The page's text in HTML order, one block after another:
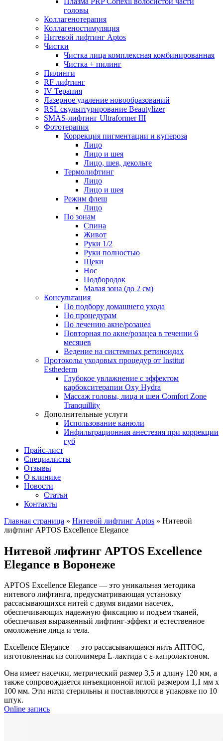
головы
Коллагенотерапия
Коллагеностимуляция
Нитевой лифтинг Aptos
Чистки
Чистка лица комплексная комбинированная
Чистка + пилинг
Пилинги
RF лифтинг
IV Терапия
Лазерное удаление новообразований
RSL скульптурирование Beautylizer
SMAS-лифтинг Ultraformer III
Фототерапия
Коррекция пигментации и купероза
Лицо
Лицо и шея
Лицо, шея, декольте
Термолифтинг
Лицо
Лицо и шея
Режим флеш
Лицо
По зонам
Спина
Живот
Руки 1/2
Руки полностью
Щеки
Нос
Подбородок
Малая зона (до 2 см)
Консультация
По подбору домашнего ухода
По процедурам
По лечению акне/розацеа
Повторная по акне/розацеа в течении 6
месяцев
Ведение на системных ретиноидах
Протоколы уходовых процедур от Institut
Esthederm
Глубокое увлажнение с эффектом
карбокситерапии Oxy Hydra
Массаж головы, лица и шеи Comfort Zone
Tranquillity
Дополнительные услуги
Использование канюли
Инфильтрационная анестезия при коррекции
губ
Прайс-лист
Специалисты
Отзывы
О клинике
Новости
Статьи
Контакты
Главная страница » Нитевой лифтинг Aptos » Нитевой
лифтинг APTOS Excellence Elegance
Нитевой лифтинг APTOS Excellence
Elegance в Воронеже
APTOS Excellence Elegance — это уникальная методика
нитевого лифтинга, предусматривающая установку
рассасывающихся нитей с двумя видами насечек,
обеспечивающих надежную фиксацию и подъем тканей,
обеспечивая выраженный лифтинг-эффект и естественное
омоложение лица и тела.
Excellence Elegance — это рассасывающаяся нить АПТОС,
изготовленная из сополимера L-лактида с ε-капролактоном.
Она имеет насечки, метрический размер 3,5 и длину 120 мм, а
также сопровождается инъекционной иглой размером 1,1 мм х
100 мм. Эти нити стерильны и поставляются в упаковке по 10
штук.
Online запись